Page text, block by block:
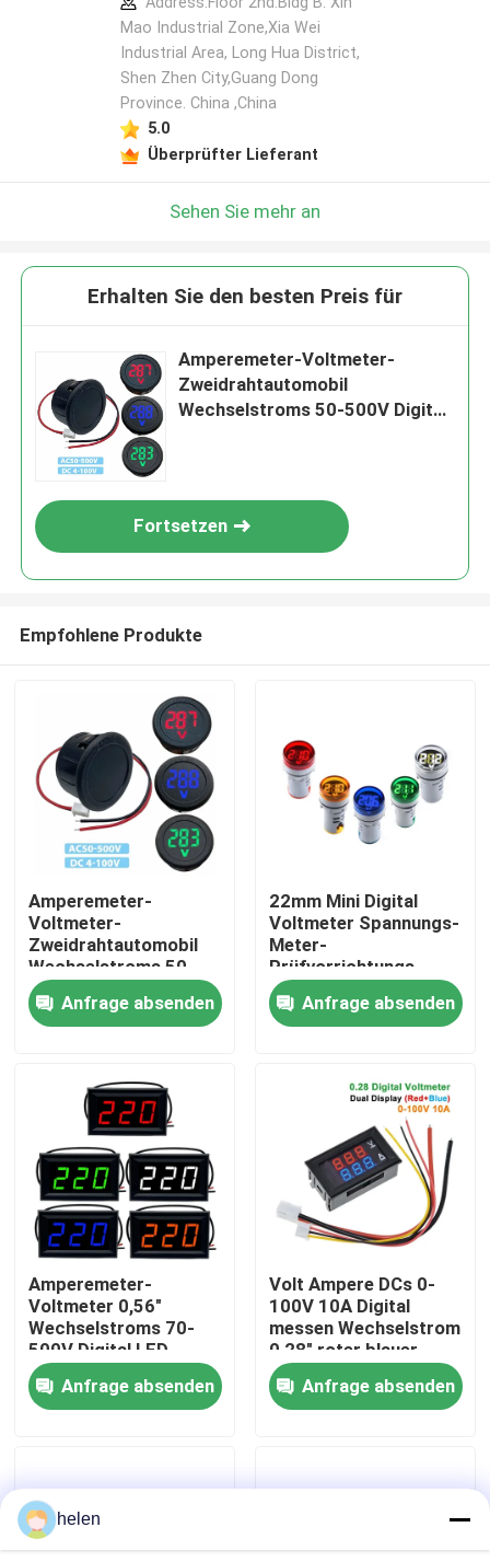
Hinterlass eine Nachricht
Wir rufen Sie bald zurück!
EINREICHEN
Zu Hause
Produkte
Werksbesichtigung
Qualitätskontrolle
Kontaktieren Sie uns
Neuigkeiten
Rechtssachen
Stromversorgungs-Modul
Mao Industrial Zone,Xia Wei
Industrial Area, Long Hua District,
Shen Zhen City,Guang Dong
Province. China ,China
5.0
Überprüfter Lieferant
Sehen Sie mehr an
Erhalten Sie den besten Preis für
Amperemeter-Voltmeter-
Zweidrahtautomobil
Wechselstroms 50-500V Digital
Fortsetzen
Empfohlene Produkte
Amperemeter-
Voltmeter-
Zweidrahtautomobil
Wechselstroms 50-
500V Digital DC-4-
100VAnfrage absenden
22mm Mini Digital
Voltmeter Spannungs-
Meter-
Prüfvorrichtungs-
Indikatorpilot Lamp
Light Display DCs 6-
100V
Anfrage absenden
Amperemeter-
Voltmeter 0,56"
Wechselstroms 70-
500V Digital LED-
Digital-
Spannungsmesser
Anfrage absenden
Volt Ampere DCs 0-
100V 10A Digital
messen Wechselstrom
0,28" roter blauer
Antrieb IC
Anfrage absenden
helen